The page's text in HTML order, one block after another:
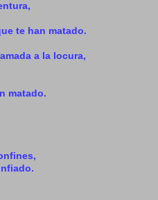
te han matado.
a la locura,
matado.